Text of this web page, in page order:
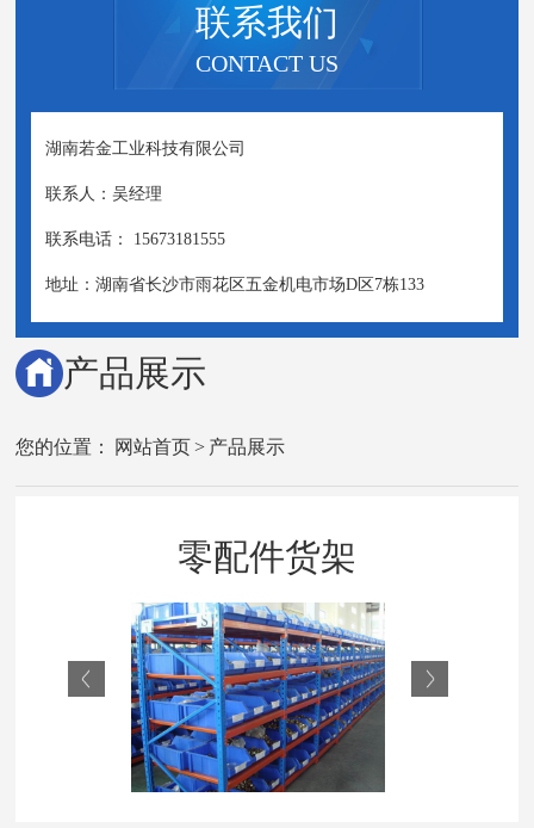
联系我们
CONTACT US
湖南若金工业科技有限公司
联系人：吴经理
联系电话： 15673181555
地址：湖南省长沙市雨花区五金机电市场D区7栋133
产品展示
您的位置： 网站首页 > 产品展示
零配件货架